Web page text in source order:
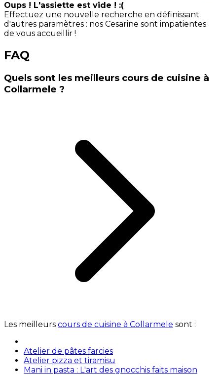
Oups ! L'assiette est vide ! :(
Effectuez une nouvelle recherche en définissant
d'autres paramètres : nos Cesarine sont impatientes
de vous accueillir !
FAQ
Quels sont les meilleurs cours de cuisine à
Collarmele ?
Les meilleurs cours de cuisine à Collarmele sont :
Atelier de pâtes farcies
Atelier pizza et tiramisu
Mani in pasta : L'art des gnocchis faits maison